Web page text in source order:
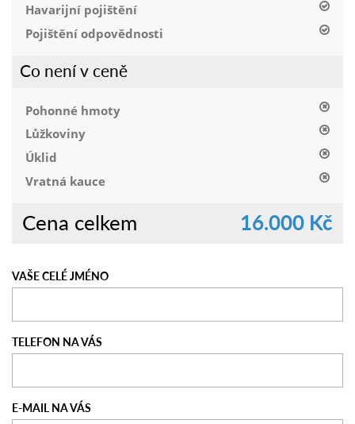
Havarijní pojištění
Pojištění odpovědnosti
Co není v ceně
Pohonné hmoty
Lůžkoviny
Úklid
Vratná kauce
Cena celkem 16.000 Kč
VAŠE CELÉ JMÉNO
TELEFON NA VÁS
E-MAIL NA VÁS